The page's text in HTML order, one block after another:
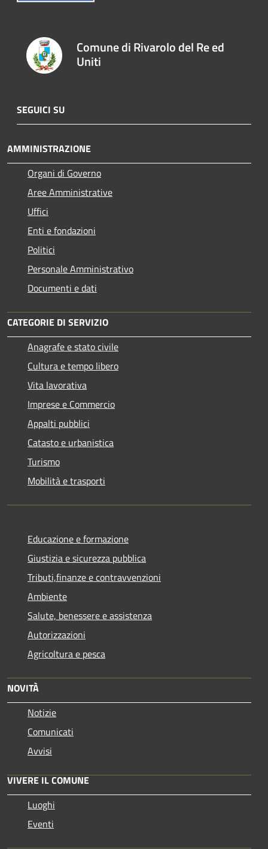
Comune di Rivarolo del Re ed
Uniti
SEGUICI SU
AMMINISTRAZIONE
Organi di Governo
Aree Amministrative
Uffici
Enti e fondazioni
Politici
Personale Amministrativo
Documenti e dati
CATEGORIE DI SERVIZIO
Anagrafe e stato civile
Cultura e tempo libero
Vita lavorativa
Imprese e Commercio
Appalti pubblici
Catasto e urbanistica
Turismo
Mobilità e trasporti
Educazione e formazione
Giustizia e sicurezza pubblica
Tributi,finanze e contravvenzioni
Ambiente
Salute, benessere e assistenza
Autorizzazioni
Agricoltura e pesca
NOVITÀ
Notizie
Comunicati
Avvisi
VIVERE IL COMUNE
Luoghi
Eventi